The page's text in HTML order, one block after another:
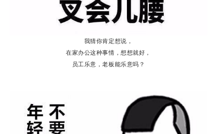
我猜你肯定想说，
在家办公这种事情，想想就好，
员工乐意，老板能乐意吗？